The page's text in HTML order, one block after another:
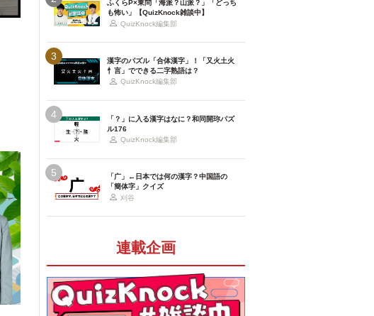
ふくらP×東問「海派？山派？」「どっち
も怖い」【QuizKnock雑談中】
QuizKnock編集部
3
漢字のパズル「合体漢字」！「又火土火
忄言」でできる二字熟語は？
QuizKnock編集部
4
「？」に入る漢字はなに？和同開珎パズ
ル176
QuizKnock編集部
5
「广」←日本では何の漢字？中国語の
「簡体字」クイズ
刈谷
連載企画